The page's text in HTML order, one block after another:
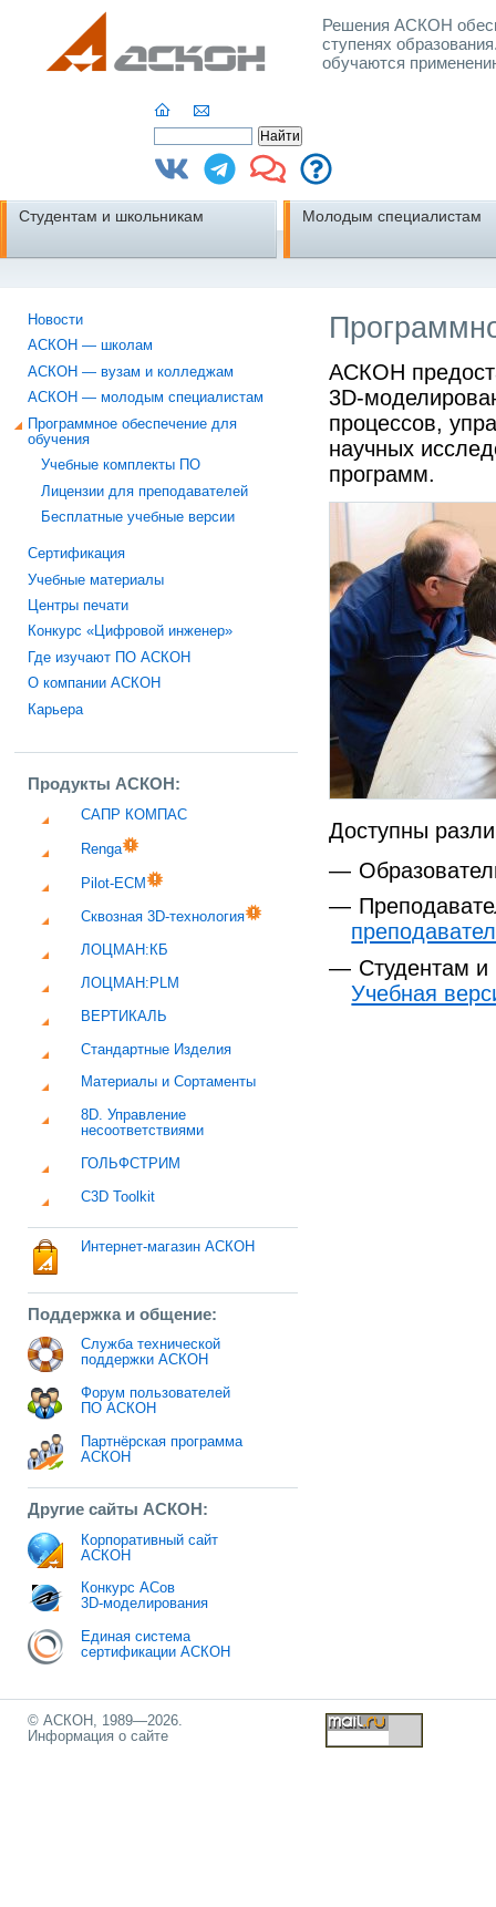
Решения АСКОН
ступенях
обучаются
Студентам и школьникам Молодым специалистам
Новости
АСКОН — школам
АСКОН — вузам и колледжам
АСКОН — молодым специалистам
Программное обеспечение для
обучения
Учебные комплекты ПО
Лицензии для преподавателей
Бесплатные учебные версии
Сертификация
Учебные материалы
Центры печати
Конкурс «Цифровой инженер»
Где изучают ПО АСКОН
О компании АСКОН
Карьера
Продукты АСКОН:
САПР КОМПАС
Renga
Pilot-ECM
Сквозная 3D-технология
ЛОЦМАН:КБ
ЛОЦМАН:PLM
ВЕРТИКАЛЬ
Стандартные Изделия
Материалы и Сортаменты
8D. Управление
несоответствиями
ГОЛЬФСТРИМ
C3D Toolkit
Интернет-магазин АСКОН
Поддержка и общение:
Служба технической
поддержки АСКОН
Форум пользователей
ПО АСКОН
Партнёрская программа
АСКОН
Другие сайты АСКОН:
Корпоративный сайт
АСКОН
Конкурс АСов
3D-моделирования
Единая система
сертификации АСКОН
АСКОН
3D-
процессов,
научных
программ.
Доступны
Студентам
Учебная
© АСКОН, 1989—2026.
Информация о сайте